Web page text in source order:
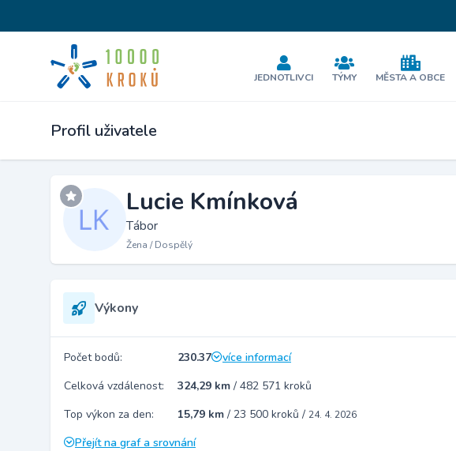
JEDNOTLIVCI TÝMY MĚSTA A OBCE
Profil uživatele
Lucie Kmínková
Tábor
Žena / Dospělý
Výkony
Počet bodů: 230.37
více informací
Celková vzdálenost:
324,29 km / 482 571 kroků
Top výkon za den:
15,79 km / 23 500 kroků / 24. 4. 2026
Přejít na graf a srovnání